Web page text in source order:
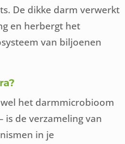
De dikke darm verwerkt
en herbergt het
van biljoenen
het darmmicrobioom
de verzameling van
in je